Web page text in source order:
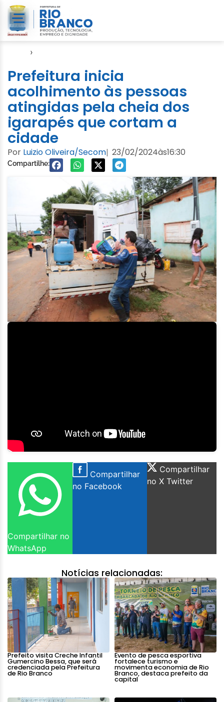
›
Prefeitura inicia
acolhimento às pessoas
atingidas pela cheia dos
igarapés que cortam a
cidade
Por Luizio Oliveira/Secom| 23/02/2024às16:30
Compartilhe:
Compartilhar no
WhatsApp
Compartilhar
no Facebook
Compartilhar
no X Twitter
Notícias relacionadas:
Prefeito visita Creche Infantil
Gumercino Bessa, que será
credenciada pela Prefeitura
de Rio Branco
Evento de pesca esportiva
fortalece turismo e
movimenta economia de Rio
Branco, destaca prefeito da
capital